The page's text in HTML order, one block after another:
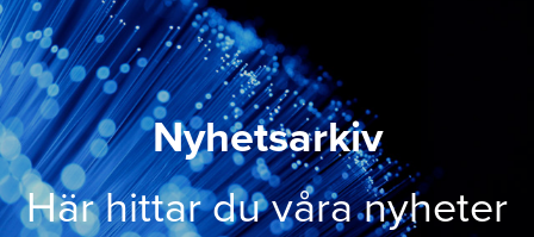
Nyhetsarkiv
Här hittar du våra nyheter